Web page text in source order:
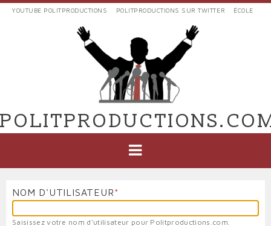
Aller
EXTERNES
POLIT'PRODUCTIONS
YOUTUBE POLITPRODUCTIONS POLITPRODUCTIONS SUR TWITTER ÉCOLE
NOM D'UTILISATEUR
Saisissez votre nom d'utilisateur pour Politproductions.com.